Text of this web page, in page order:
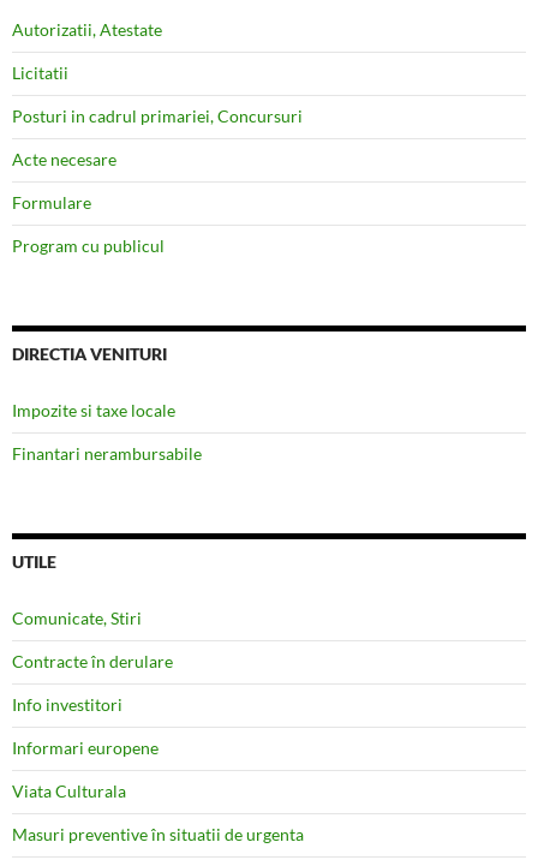
Autorizatii, Atestate
Licitatii
Posturi in cadrul primariei, Concursuri
Acte necesare
Formulare
Program cu publicul
DIRECTIA VENITURI
Impozite si taxe locale
Finantari nerambursabile
UTILE
Comunicate, Stiri
Contracte în derulare
Info investitori
Informari europene
Viata Culturala
Masuri preventive în situatii de urgenta